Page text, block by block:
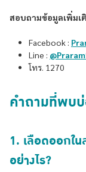
สอบถามข้อมูลเพิ่มเ
Facebook :
Line :
โทร. 1270
คำถามที่พบ
1. เลือดออกใ
อย่างไร?